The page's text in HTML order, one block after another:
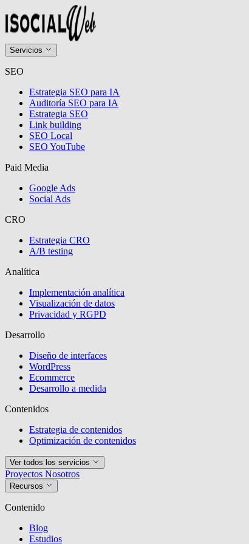
Servicios
SEO
Estrategia SEO para IA
Auditoría SEO para IA
Estrategia SEO
Link building
SEO Local
SEO YouTube
Paid Media
Google Ads
Social Ads
CRO
Estrategia CRO
A/B testing
Analítica
Implementación analítica
Visualización de datos
Privacidad y RGPD
Desarrollo
Diseño de interfaces
WordPress
Ecommerce
Desarrollo a medida
Contenidos
Estrategia de contenidos
Optimización de contenidos
Ver todos los servicios
Proyectos Nosotros
Recursos
Contenido
Blog
Estudios